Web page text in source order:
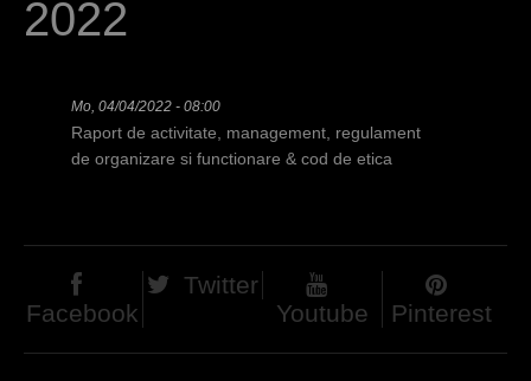
e
e
r
2022
Mo, 04/04/2022 - 08:00
Raport de activitate, management, regulament
de organizare si functionare & cod de etica
Facebook
Twitter
Youtube
Pinterest